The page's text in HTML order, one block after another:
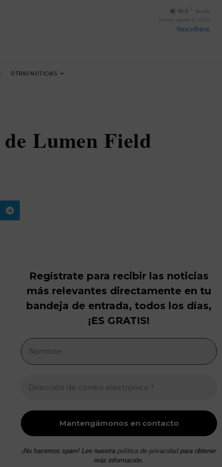
86.8 F
Seattle
jueves, agosto 6, 2026
Suscribirse
OTRAS NOTICIAS
de Lumen Field
Regístrate para recibir las noticias
más relevantes directamente en tu
bandeja de entrada, todos los días,
¡ES GRATIS!
¡No hacemos spam! Lee nuestra política de privacidadpara obtener
más información.